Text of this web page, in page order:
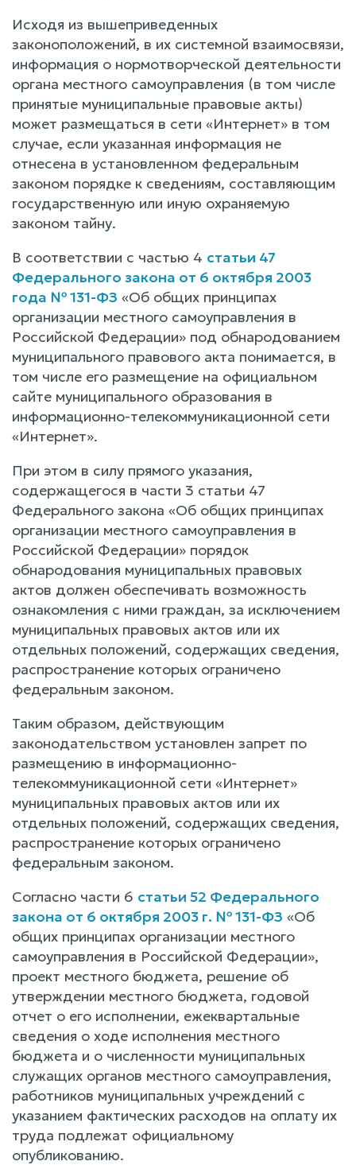
Исходя из вышеприведенных
законоположений, в их системной взаимосвязи,
информация о нормотворческой деятельности
органа местного самоуправления (в том числе
принятые муниципальные правовые акты)
может размещаться в сети «Интернет» в том
случае, если указанная информация не
отнесена в установленном федеральным
законом порядке к сведениям, составляющим
государственную или иную охраняемую
законом тайну.
В соответствии с частью 4 статьи 47
Федерального закона от 6 октября 2003
года № 131-ФЗ «Об общих принципах
организации местного самоуправления в
Российской Федерации» под обнародованием
муниципального правового акта понимается, в
том числе его размещение на официальном
сайте муниципального образования в
информационно-телекоммуникационной сети
«Интернет».
При этом в силу прямого указания,
содержащегося в части 3 статьи 47
Федерального закона «Об общих принципах
организации местного самоуправления в
Российской Федерации» порядок
обнародования муниципальных правовых
актов должен обеспечивать возможность
ознакомления с ними граждан, за исключением
муниципальных правовых актов или их
отдельных положений, содержащих сведения,
распространение которых ограничено
федеральным законом.
Таким образом, действующим
законодательством установлен запрет по
размещению в информационно-
телекоммуникационной сети «Интернет»
муниципальных правовых актов или их
отдельных положений, содержащих сведения,
распространение которых ограничено
федеральным законом.
Согласно части 6 статьи 52 Федерального
закона от 6 октября 2003 г. № 131-ФЗ «Об
общих принципах организации местного
самоуправления в Российской Федерации»,
проект местного бюджета, решение об
утверждении местного бюджета, годовой
отчет о его исполнении, ежеквартальные
сведения о ходе исполнения местного
бюджета и о численности муниципальных
служащих органов местного самоуправления,
работников муниципальных учреждений с
указанием фактических расходов на оплату их
труда подлежат официальному
опубликованию.